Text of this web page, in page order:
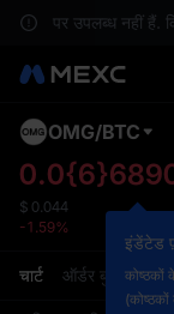
पर उपलब्ध नहीं हैं.
OMG/BTC
$ 0.044
-1.59%
चार्ट ऑर्डर बुक
इंडेंटेड
कोष्ठकों